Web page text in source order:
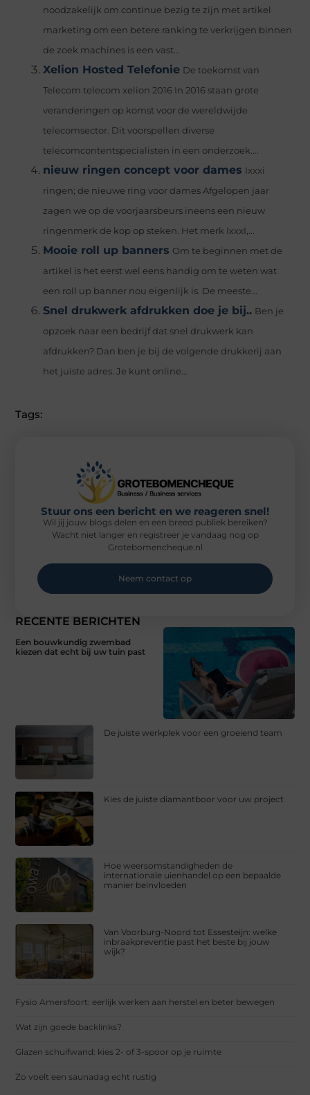
noodzakelijk om continue bezig te zijn met artikel
marketing om een betere ranking te verkrijgen binnen
de zoek machines is een vast...
Xelion Hosted Telefonie De toekomst van
Telecom telecom xelion 2016 In 2016 staan grote
veranderingen op komst voor de wereldwijde
telecomsector. Dit voorspellen diverse
telecomcontentspecialisten in een onderzoek....
nieuw ringen concept voor dames Ixxxi
ringen; de nieuwe ring voor dames Afgelopen jaar
zagen we op de voorjaarsbeurs ineens een nieuw
ringenmerk de kop op steken. Het merk IxxxI,...
Mooie roll up banners Om te beginnen met de
artikel is het eerst wel eens handig om te weten wat
een roll up banner nou eigenlijk is. De meeste...
Snel drukwerk afdrukken doe je bij.. Ben je
opzoek naar een bedrijf dat snel drukwerk kan
afdrukken? Dan ben je bij de volgende drukkerij aan
het juiste adres. Je kunt online...
Tags:
RECENTE BERICHTEN
Een bouwkundig zwembad
kiezen dat echt bij uw tuin past
De juiste werkplek voor een groeiend team
Kies de juiste diamantboor voor uw project
Hoe weersomstandigheden de
internationale uienhandel op een bepaalde
manier beïnvloeden
Van Voorburg-Noord tot Essesteijn: welke
inbraakpreventie past het beste bij jouw
wijk?
Fysio Amersfoort: eerlijk werken aan herstel en beter bewegen
Wat zijn goede backlinks?
Glazen schuifwand: kies 2- of 3-spoor op je ruimte
Zo voelt een saunadag echt rustig
Stuur ons een bericht en we reageren snel!
Wil jij jouw blogs delen en een breed publiek bereiken?
Wacht niet langer en registreer je vandaag nog op
Grotebomencheque.nl
Neem contact op